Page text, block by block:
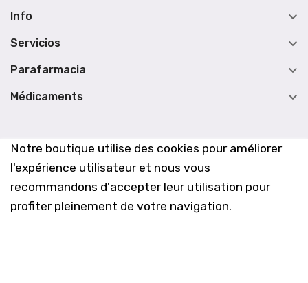
Notre boutique utilise des cookies pour améliorer
l'expérience utilisateur et nous vous
recommandons d'accepter leur utilisation pour
profiter pleinement de votre navigation.
Info 
Servicios 
Parafarmacia 
Médicaments 